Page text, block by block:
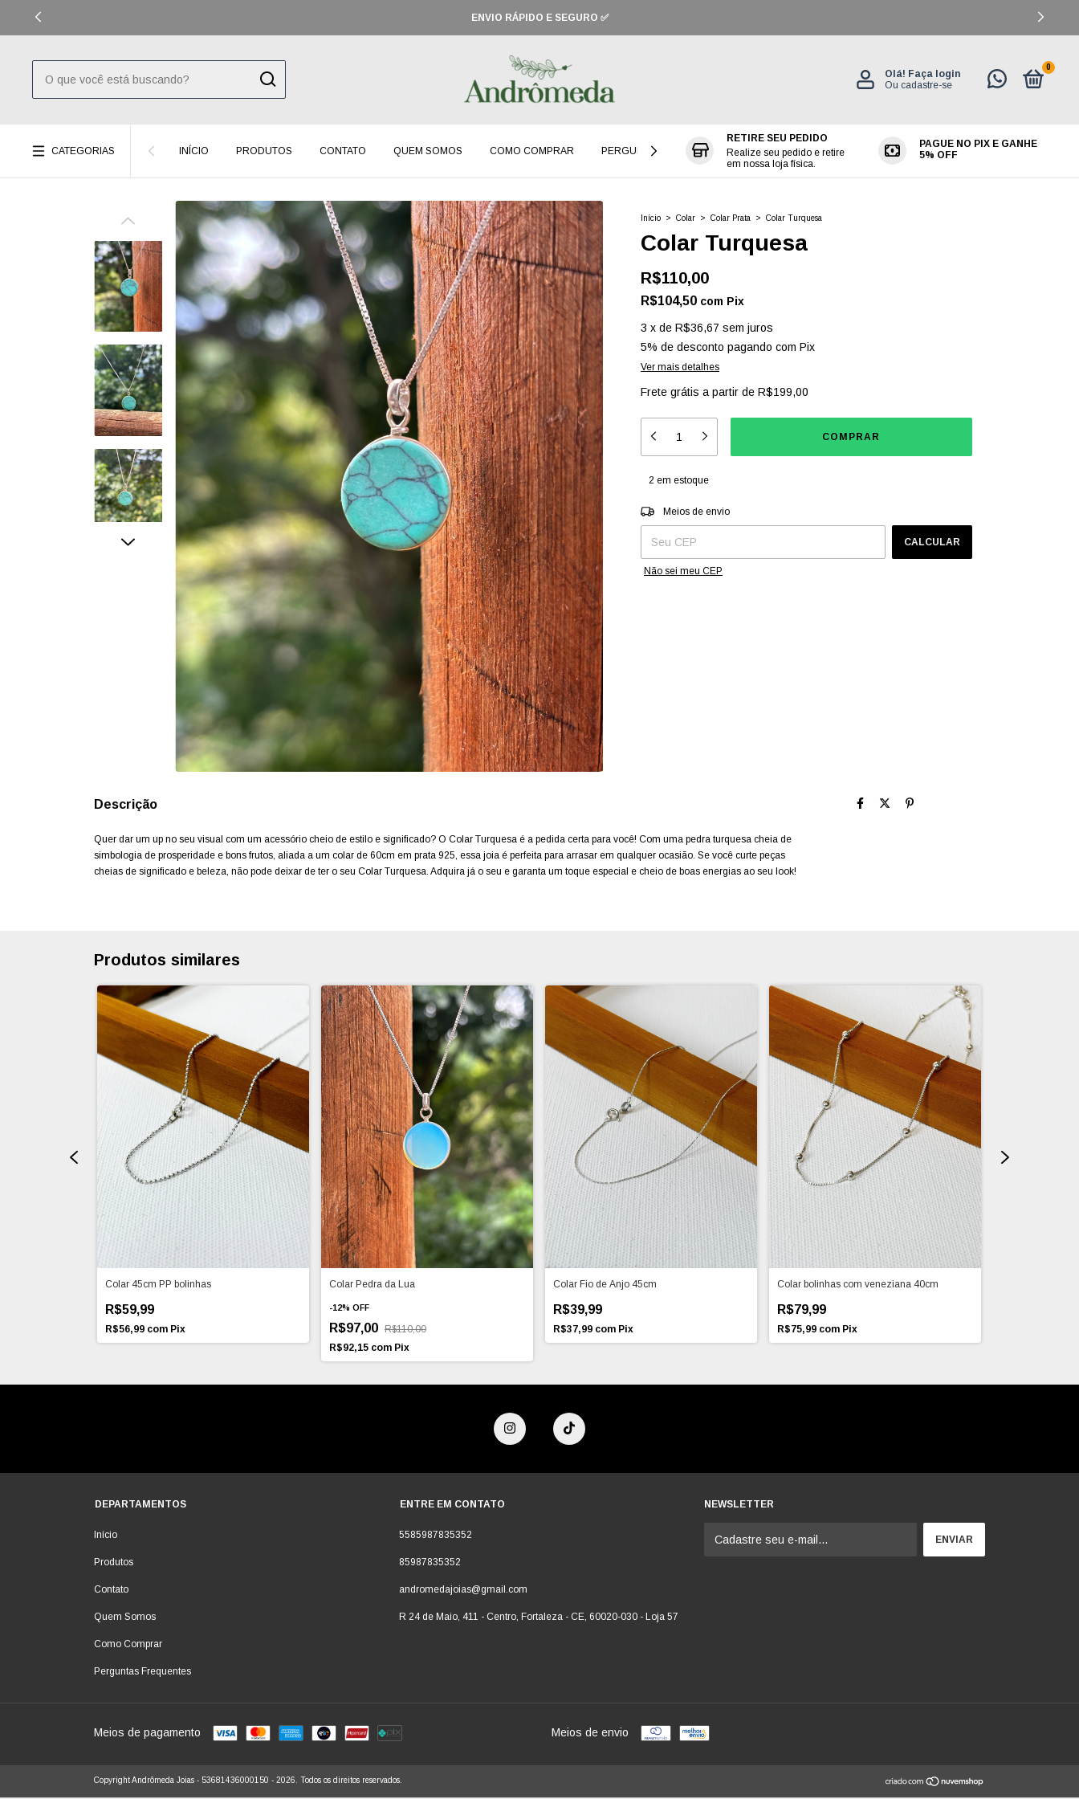
CUPOM: PRIMEIRACOMPRA (10% OFF)
Olá! Faça login
Ou cadastre-se
0
CATEGORIAS INÍCIO PRODUTOS CONTATO QUEM SOMOS COMO COMPRAR PERGUNTAS FREQUENTES
RETIRE SEU PEDIDO
Realize seu pedido e retire
em nossa loja física.
PAGUE NO PIX E GANHE
5% OFF
Início > Colar > Colar Prata > Colar Turquesa
Colar Turquesa
R$110,00
R$104,50 com Pix
3 x de R$36,67 sem juros
5% de desconto pagando com Pix
Ver mais detalhes
Frete grátis a partir de R$199,00
2 em estoque
Entregas para o CEP:
Meios de envio
CALCULAR
Não sei meu CEP
Descrição
Quer dar um up no seu visual com um acessório cheio de estilo e significado? O Colar Turquesa é a pedida certa para você! Com uma pedra turquesa cheia de
simbologia de prosperidade e bons frutos, aliada a um colar de 60cm em prata 925, essa joia é perfeita para arrasar em qualquer ocasião. Se você curte peças
cheias de significado e beleza, não pode deixar de ter o seu Colar Turquesa. Adquira já o seu e garanta um toque especial e cheio de boas energias ao seu look!
Produtos similares
Colar 45cm PP bolinhas
R$59,99
R$56,99 com Pix
Colar Pedra da Lua
-12% OFF
R$97,00 R$110,00
R$92,15 com Pix
Colar Fio de Anjo 45cm
R$39,99
R$37,99 com Pix
Colar bolinhas com veneziana 40cm
R$79,99
R$75,99 com Pix
DEPARTAMENTOS
Início
Produtos
Contato
Quem Somos
Como Comprar
Perguntas Frequentes
ENTRE EM CONTATO
5585987835352
85987835352
andromedajoias@gmail.com
R 24 de Maio, 411 - Centro, Fortaleza - CE, 60020-030 - Loja 57
NEWSLETTER
Meios de pagamento Meios de envio
Copyright Andrômeda Joias - 53681436000150 - 2026. Todos os direitos reservados.